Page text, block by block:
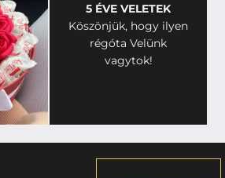
5 ÉVE VELETEK
Köszönjük, hogy ilyen
régóta Velünk
vagytok!